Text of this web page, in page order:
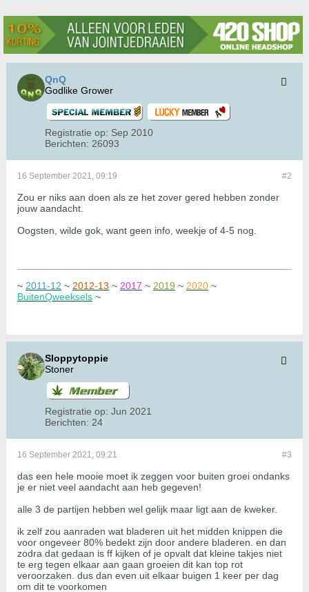
QnQ
Godlike Grower
Registratie op: Sep 2010
Berichten: 26093
#2
16 September 2021, 09:19
Zou er niks aan doen als ze het zover gered hebben zonder
jouw aandacht.
Oogsten, wilde gok, want geen info, weekje of 4-5 nog.
~ 2011-12 ~ 2012-13 ~ 2017 ~ 2019 ~ 2020 ~
BuitenQweeksels ~
Sloppytoppie
Stoner
Registratie op: Jun 2021
Berichten: 24
#3
16 September 2021, 09:21
das een hele mooie moet ik zeggen voor buiten groei ondanks
je er niet veel aandacht aan heb gegeven!
alle 3 de partijen hebben wel gelijk maar ligt aan de kweker.
ik zelf zou aanraden wat bladeren uit het midden knippen die
voor ongeveer 80% bedekt zijn door andere bladeren. en dan
zodra dat gedaan is ff kijken of je opvalt dat kleine takjes niet
te erg tegen elkaar aan gaan groeien dit kan top rot
veroorzaken. dus dan even uit elkaar buigen 1 keer per dag
om dit te voorkomen